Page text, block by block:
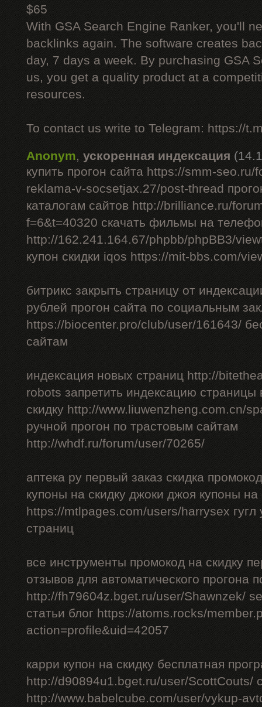
$65
With GSA Search Engine Ranker, you'll
backlinks again. The software creates
day, 7 days a week. By purchasing GSA
us, you get a quality product at a
resources.
To contact us write to Telegram: https://
Anonym, ускоренная индексация
купить прогон сайта https://smm-
reklama-v-socsetjax.27/post-thread
каталогам сайтов http://brilliance.ru/
f=6&t=40320 скачать фильмы на
http://162.241.164.67/phpbb/phpBB3/
купон скидки iqos https://mit-bbs.com/
битрикс закрыть страницу от
рублей прогон сайта по социальным
https://biocenter.pro/club/user/161643/
сайтам
индексация новых страниц http://
robots запретить индексацию страницы
скидку http://www.liuwenzheng.com.cn/
ручной прогон по трастовым сайтам
http://whdf.ru/forum/user/70265/
аптека ру первый заказ скидка
купоны на скидку джоки джоя купоны на
https://mtlpages.com/users/harrysex гугл
страниц
все инструменты промокод на скидку
отзывов для автоматического прогона
http://fh79604z.bget.ru/user/Shawnzek/
статьи блог https://atoms.rocks/
action=profile&uid=42057
карри купон на скидку бесплатная
http://d90894u1.bget.ru/user/ScottCouts/
http://www.babelcube.com/user/vykup-